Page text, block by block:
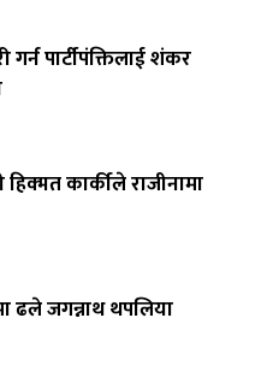
पार्टीपंक्तिलाई शंकर
कार्कीले राजीनामा
ढले जगन्नाथ थपलिया